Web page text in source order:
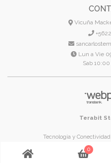
Vicuña
Lun a Vie
Sab
Terabit
Tecnología y
Temuco - Región
0